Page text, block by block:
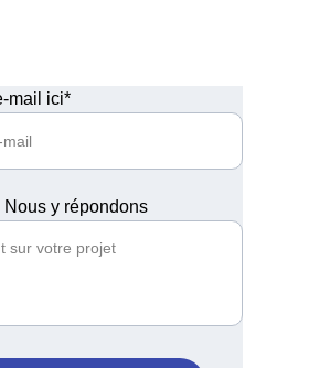
mail ici*
y répondons